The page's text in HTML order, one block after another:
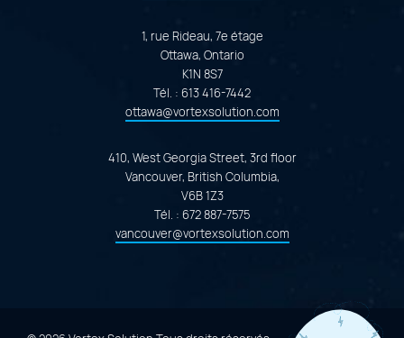
1, rue Rideau, 7e étage
Ottawa, Ontario
K1N 8S7
Tél. : 613 416-7442
ottawa@vortexsolution.com
410, West Georgia Street, 3rd floor
Vancouver, British Columbia,
V6B 1Z3
Tél. : 672 887-7575
vancouver@vortexsolution.com